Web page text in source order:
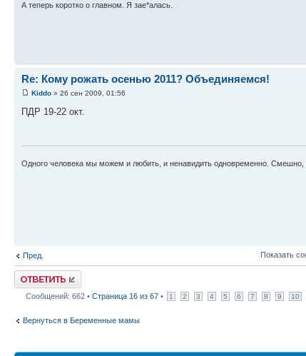
А теперь коротко о главном. Я зае*алась.
Re: Кому рожать осенью 2011? Объединяемся!
Kiddo » 26 сен 2009, 01:56
ПДР 19-22 окт.
Одного человека мы можем и любить, и ненавидить одновременно. Смешно,
Пред. Показать
Ответить
Сообщений: 662 • Страница 16 из 67 • 1 2 3 4 5 6 7 8 9 10
Вернуться в Беременные мамы